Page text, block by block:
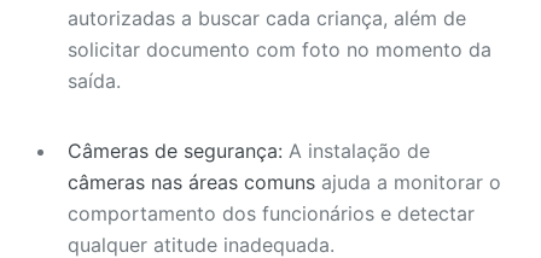
autorizadas a buscar cada criança, além de
solicitar documento com foto no momento da
saída.
Câmeras de segurança: A instalação de
câmeras nas áreas comuns ajuda a monitorar o
comportamento dos funcionários e detectar
qualquer atitude inadequada.